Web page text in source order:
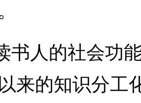
书人的社会功
来的知识分工